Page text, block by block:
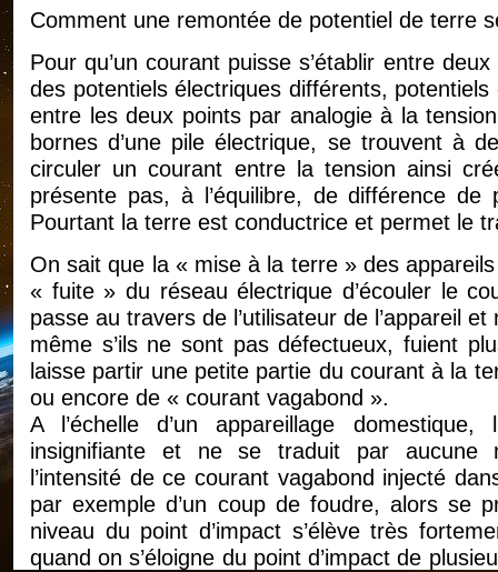
Comment une remontée de potentiel de terre
Pour qu’un courant puisse s’établir entre
des potentiels électriques différents,
entre les deux points par analogie à la
bornes d’une pile électrique, se trouvent à
circuler un courant entre la tension ainsi
présente pas, à l’équilibre, de différence
Pourtant la terre est conductrice et permet le
On sait que la « mise à la terre » des
« fuite » du réseau électrique d’écouler le
passe au travers de l’utilisateur de l’appareil
même s’ils ne sont pas défectueux, fuient
laisse partir une petite partie du courant à la
ou encore de « courant vagabond ».
A l’échelle d’un appareillage
insignifiante et ne se traduit par aucune
l’intensité de ce courant vagabond injecté
par exemple d’un coup de foudre, alors se
niveau du point d’impact s’élève très
quand on s’éloigne du point d’impact de